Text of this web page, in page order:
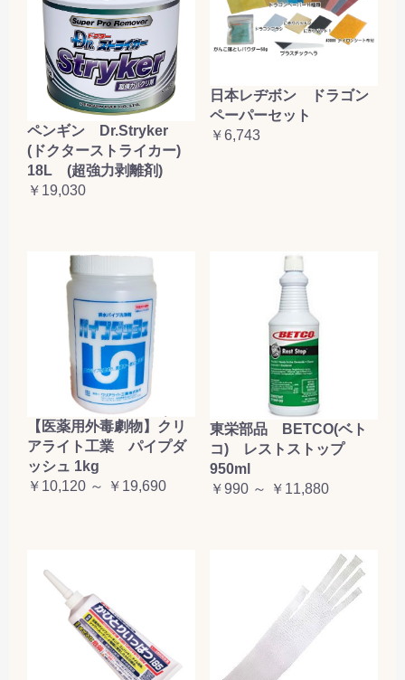
ペンギン Dr.Stryker
(ドクターストライカー)
18L (超強力剥離剤)
￥19,030
日本レヂボン ドラゴン
ペーパーセット
￥6,743
【医薬用外毒劇物】クリ
アライト工業 パイプダ
ッシュ 1kg
￥10,120 ～ ￥19,690
東栄部品 BETCO(ベト
コ) レストストップ
950ml
￥990 ～ ￥11,880